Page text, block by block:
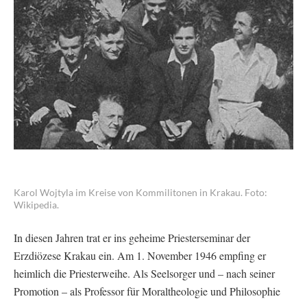
Karol Wojtyla im Kreise von Kommilitonen in Krakau. Foto:
Wikipedia.
In diesen Jahren trat er ins geheime Priesterseminar der
Erzdiözese Krakau ein. Am 1. November 1946 empfing er
heimlich die Priesterweihe. Als Seelsorger und – nach seiner
Promotion – als Professor für Moraltheologie und Philosophie